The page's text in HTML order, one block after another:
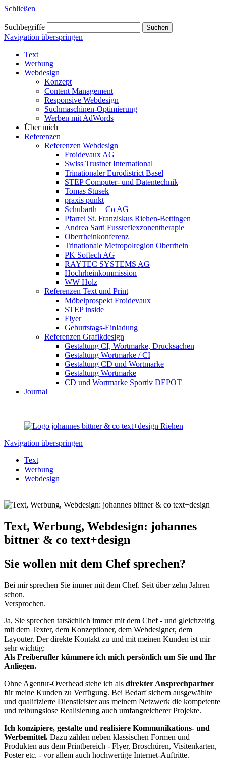
Schließen
Suchbegriffe
Navigation überspringen
Text
Werbung
Webdesign
Konzept
Content Management
Responsive Webdesign
Suchmaschinen-Optimierung
Werben mit AdWords
Über mich
Referenzen
Referenzen Webdesign
Froidevaux AG
Swiss Trustnet International
Trinationaler Eurodistrict Basel
STEP Computer- und Datentechnik
Tomas Stusek
praxis punkt
Schubarth + Co AG
Pfarrei St. Franziskus Riehen-Bettingen
Andrea Sarti Fussreflexzonentherapie
Oberrheinkonferenz
Trinationale Metropolregion Oberrhein
PK Softech AG
RAYTEC SYSTEMS AG
Hochrheinkommission
WW Holz
Referenzen Text und Print
Möbelprospekt Froidevaux
STEP inside
Flyer
Geburtstags-Einladung
Referenzen Grafikdesign
Gestaltung CI, Wortmarke, Drucksachen
Gestaltung Wortmarke / CI
Gestaltung CD und Wortmarke
Gestaltung Wortmarke
CD und Wortmarke Sportiv DEPOT
Journal
Navigation überspringen
Text
Werbung
Webdesign
Text, Werbung, Webdesign: johannes
bittner & co text+design
Sie wollen mit dem Chef sprechen?
Bei mir sprechen Sie immer mit dem Chef. Seit über zehn Jahren
schon.
Versprochen.
Ja, Sie sprechen tatsächlich immer mit dem Chef - und gleichzeitig
mit dem Texter, dem Konzeptioner, dem Webdesigner, dem
Layouter. Der direkte Kontakt zu und mit meinen Kunden ist mir
sehr wichtig:
Als Freiberufler kümmere ich mich persönlich um Sie und Ihr
Anliegen.
Ohne Agentur-Overhead stehe ich als direkter Ansprechpartner
für meine Kunden zu Verfügung. Bei Bedarf sichern ausgewählte
und qualifizierte Dienstleister aus meinem Netzwerk die kompetente
und reibungslose Realisierung auch umfangreicherer Projekte.
Ich konzipiere, gestalte und realisiere Kommunikations- und
Werbemittel. Dazu zählen neben klassischen Formen und
Produkten aus dem Printbereich - Flyer, Broschüren, Visitenkarten,
Poster etc. - vor allem auch hochwertige Internet-Auftritte.